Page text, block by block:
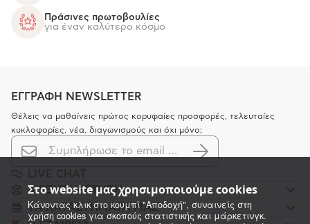
Στο website μας χρησιμοποιούμε cookies
Κάνοντας κλικ στο κουμπί "Αποδοχή", συναινείς στη
χρήση cookies για σκοπούς στατιστικής και μάρκετινγκ.
Πράσινες πρωτοβουλίες
για έναν καλύτερο κόσμο
ΕΓΓΡΑΦΗ NEWSLETTER
Θέλεις να μαθαίνεις πρώτος κορυφαίες προσφορές, τελευταίες
κυκλοφορίες, νέα, διαγωνισμούς και όχι μόνο;
K ΕΞΥΠΗΡΕΤΗΣΗ
ΤΑ ΚΑΤΑΣΤΗΜΑΤΑ ΜΑΣ